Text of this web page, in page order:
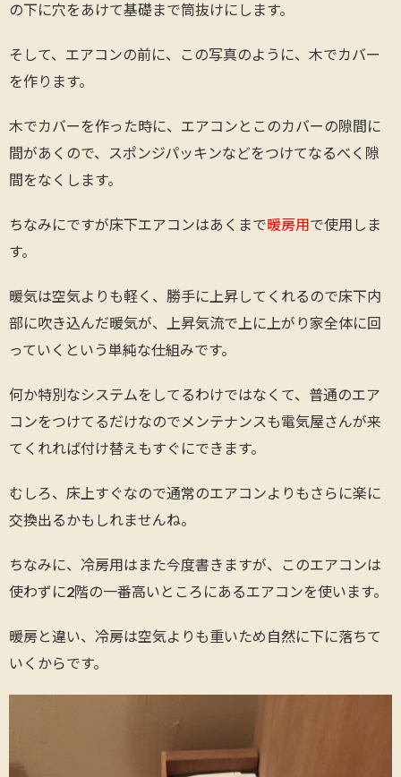
の下に穴をあけて基礎まで筒抜けにします。
そして、エアコンの前に、この写真のように、木でカバー
を作ります。
木でカバーを作った時に、エアコンとこのカバーの隙間に
間があくので、スポンジパッキンなどをつけてなるべく隙
間をなくします。
ちなみにですが床下エアコンはあくまで暖房用で使用しま
す。
暖気は空気よりも軽く、勝手に上昇してくれるので床下内
部に吹き込んだ暖気が、上昇気流で上に上がり家全体に回
っていくという単純な仕組みです。
何か特別なシステムをしてるわけではなくて、普通のエア
コンをつけてるだけなのでメンテナンスも電気屋さんが来
てくれれば付け替えもすぐにできます。
むしろ、床上すぐなので通常のエアコンよりもさらに楽に
交換出るかもしれませんね。
ちなみに、冷房用はまた今度書きますが、このエアコンは
使わずに2階の一番高いところにあるエアコンを使います。
暖房と違い、冷房は空気よりも重いため自然に下に落ちて
いくからです。